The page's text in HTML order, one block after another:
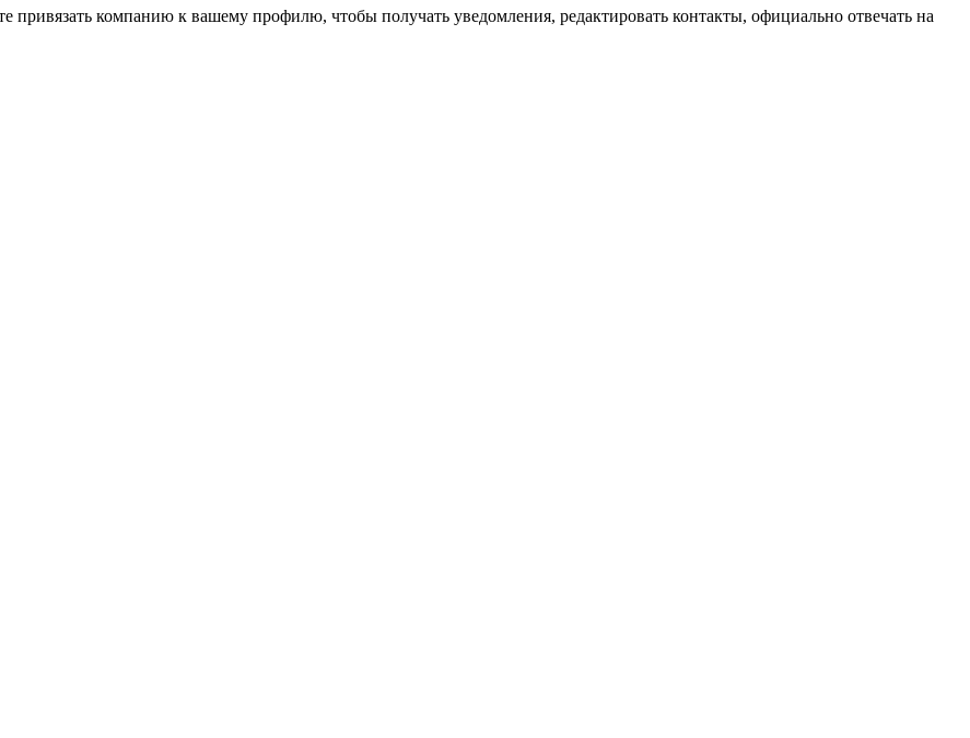
привязать компанию к вашему профилю, чтобы получать уведомления, редактировать контакты, официально отвечать на